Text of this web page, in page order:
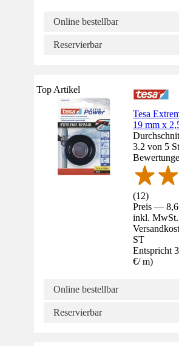
Online bestellbar
Reservierbar
Top Artikel
Tesa
19 mm x
3.2 von 5
(12)
Preis —
inkl.
ST
Entspricht
€/ m)
Online bestellbar
Reservierbar